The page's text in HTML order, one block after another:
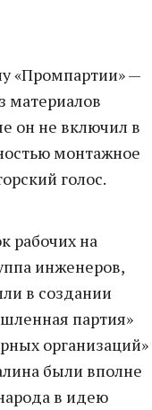
«Промпартии» —
материалов
он не включил в
монтажное
голос.
рабочих на
инженеров,
в создании
партия»
организаций»
были вполне
в идею